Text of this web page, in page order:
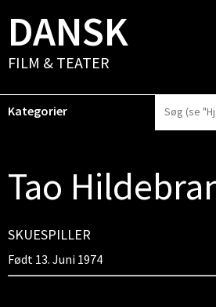
DANSK
FILM & TEATER
Kategorier
Tao
SKUESPILLER
Født 13. Juni 1974